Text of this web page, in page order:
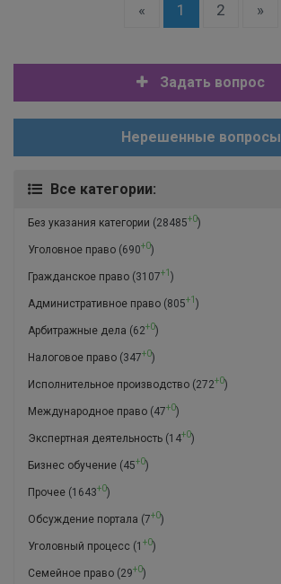
« 1 2 »
Задать вопрос
Нерешенные вопросы
Все категории:
Без указания категории (28485+0)
Уголовное право (690+0)
Гражданское право (3107+1 )
Административное право (805+1 )
Арбитражные дела (62+0)
Налоговое право (347+0)
Исполнительное производство (272+0)
Международное право (47+0)
Экспертная деятельность (14+0)
Бизнес обучение (45+0)
Прочее (1643+0)
Обсуждение портала (7+0)
Уголовный процесс (1 +0)
Семейное право (29+0)